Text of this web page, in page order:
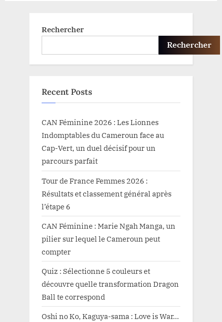
Rechercher
Rechercher
Recent Posts
CAN Féminine 2026 : Les Lionnes
Indomptables du Cameroun face au
Cap-Vert, un duel décisif pour un
parcours parfait
Tour de France Femmes 2026 :
Résultats et classement général après
l’étape 6
CAN Féminine : Marie Ngah Manga, un
pilier sur lequel le Cameroun peut
compter
Quiz : Sélectionne 5 couleurs et
découvre quelle transformation Dragon
Ball te correspond
Oshi no Ko, Kaguya-sama : Love is War…